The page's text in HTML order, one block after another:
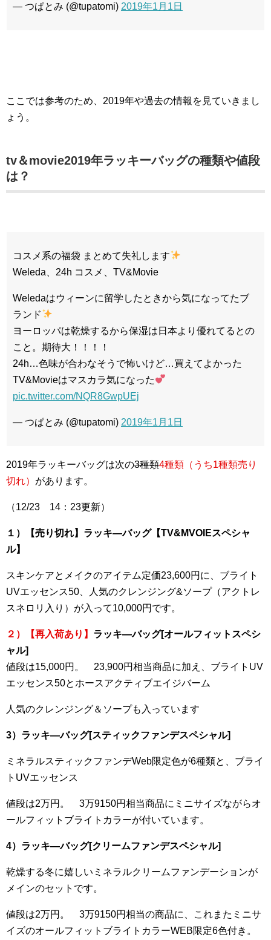
— つぱとみ (@tupatomi) 2019年1月1日
ここでは参考のため、2019年や過去の情報を見ていきまし
ょう。
tv＆movie2019年ラッキーバッグの種類や値段
は？
コスメ系の福袋 まとめて失礼します
Weleda、24h コスメ、TV&Movie
Weledaはウィーンに留学したときから気になってたブ
ランド
ヨーロッパは乾燥するから保湿は日本より優れてるとの
こと。期待大！！！！
24h…色味が合わなそうで怖いけど…買えてよかった
TV&Movieはマスカラ気になった
pic.twitter.com/NQR8GwpUEj
— つぱとみ (@tupatomi) 2019年1月1日
2019年ラッキーバッグは次の3種類4種類（うち1種類売り
切れ） があります。
（12/23 14：23更新）
１）【売り切れ】ラッキ―バッグ【TV&MVOIEスペシャ
ル】
スキンケアとメイクのアイテム定価23,600円に、ブライト
UVエッセンス50、人気のクレンジング&ソープ（アクトレ
スネロリ入り）が入って10,000円です。
２）【再入荷あり】 ラッキ―バッグ[オールフィットスペシ
ャル]
値段は15,000円。 23,900円相当商品に加え、ブライトUV
エッセンス50とホースアクティブエイジバーム
人気のクレンジング＆ソープも入っています
3）ラッキ―バッグ[スティックファンデスペシャル]
ミネラルスティックファンデWeb限定色が6種類と、ブライ
トUVエッセンス
値段は2万円。 3万9150円相当商品にミニサイズながらオ
ールフィットブライトカラーが付いています。
4）ラッキ―バッグ[クリームファンデスペシャル]
乾燥する冬に嬉しいミネラルクリームファンデーションが
メインのセットです。
値段は2万円。 3万9150円相当の商品に、これまたミニサ
イズのオールフィットブライトカラーWEB限定6色付き。